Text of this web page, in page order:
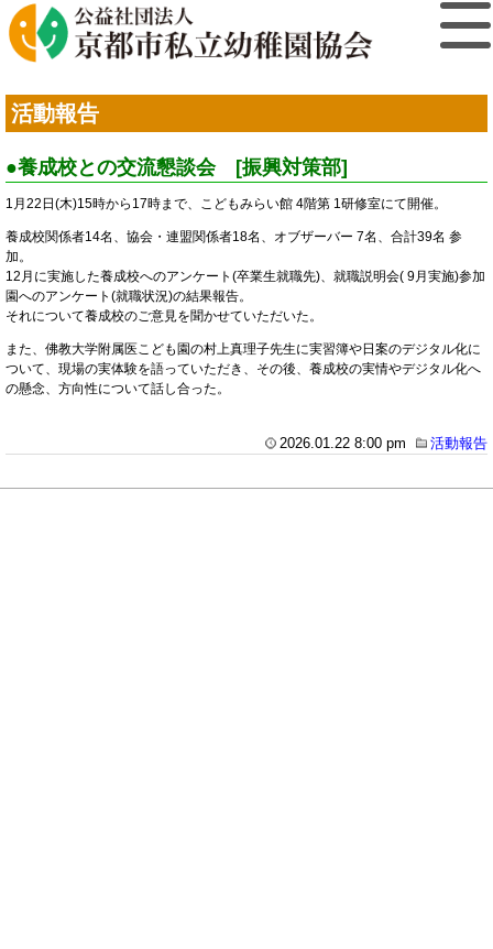
活動報告
●養成校との交流懇談会 [振興対策部]
1月22日(木)15時から17時まで、こどもみらい館 4階第 1研修室にて開催。
養成校関係者14名、協会・連盟関係者18名、オブザーバー 7名、合計39名 参
加。
12月に実施した養成校へのアンケート(卒業生就職先)、就職説明会( 9月実施)参加
園へのアンケート(就職状況)の結果報告。
それについて養成校のご意見を聞かせていただいた。
また、佛教大学附属医こども園の村上真理子先生に実習簿や日案のデジタル化に
ついて、現場の実体験を語っていただき、その後、養成校の実情やデジタル化へ
の懸念、方向性について話し合った。
2026.01.22 8:00 pm 活動報告